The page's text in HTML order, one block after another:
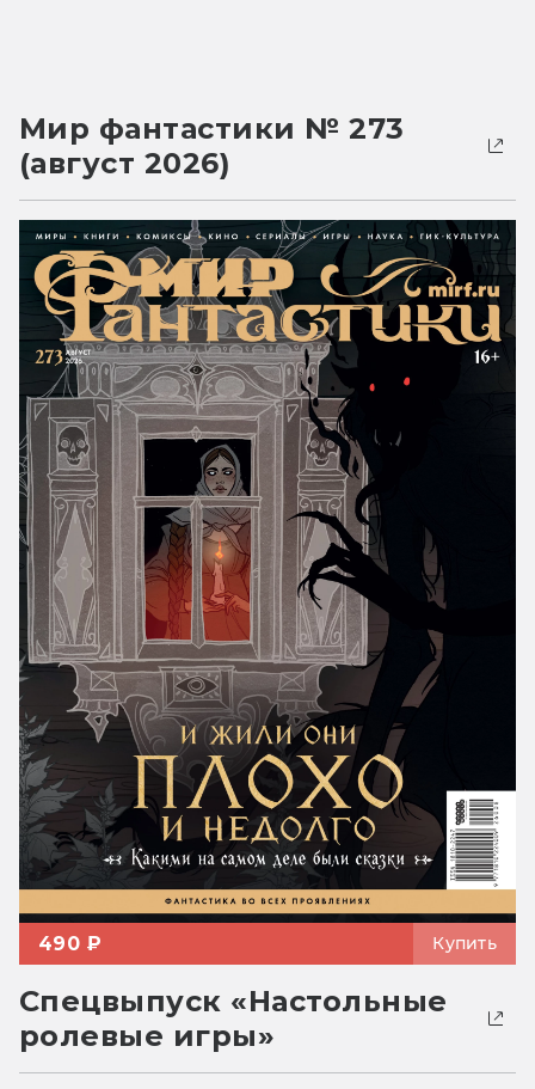
Мир фантастики № 273
(август 2026)
490 ₽ Купить
Спецвыпуск «Настольные
ролевые игры»